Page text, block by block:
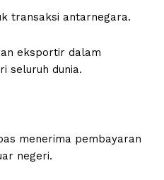
transaksi antarnegara.
eksportir dalam
seluruh dunia.
menerima pembayaran
negeri.